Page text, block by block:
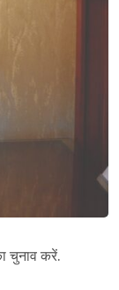
चुनाव करें.